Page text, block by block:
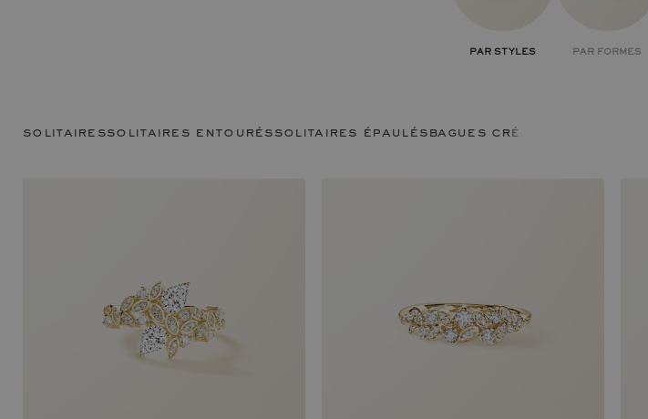
PAR STYLES PAR FORMES
solitairessolitaires entourés solitaires épaulés bagues créatives